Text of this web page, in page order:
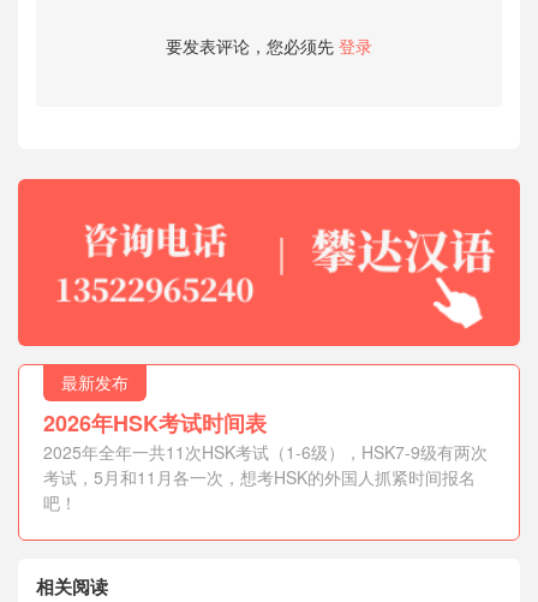
要发表评论，您必须先 登录
最新发布
2026年HSK考试时间表
2025年全年一共11次HSK考试（1-6级），HSK7-9级有两次
考试，5月和11月各一次，想考HSK的外国人抓紧时间报名
吧！
相关阅读